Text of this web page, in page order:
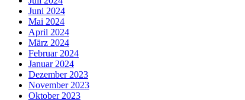
Juni 2024
Mai 2024
April 2024
März 2024
Februar 2024
Januar 2024
Dezember 2023
November 2023
Oktober 2023